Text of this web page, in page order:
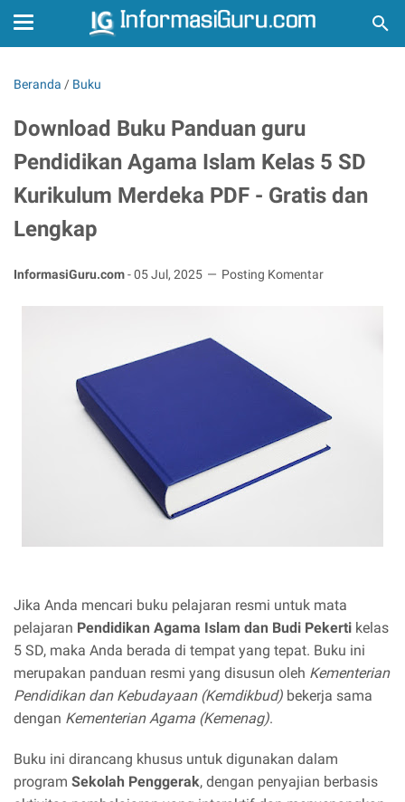
Beranda / Buku
Download Buku Panduan guru
Pendidikan Agama Islam Kelas 5 SD
Kurikulum Merdeka PDF - Gratis dan
Lengkap
InformasiGuru.com-05 Jul, 2025 Posting Komentar
Jika Anda mencari buku pelajaran resmi untuk mata
pelajaran Pendidikan Agama Islam dan Budi Pekerti kelas
5 SD, maka Anda berada di tempat yang tepat. Buku ini
merupakan panduan resmi yang disusun oleh Kementerian
Pendidikan dan Kebudayaan (Kemdikbud) bekerja sama
dengan Kementerian Agama (Kemenag).
Buku ini dirancang khusus untuk digunakan dalam
program Sekolah Penggerak, dengan penyajian berbasis